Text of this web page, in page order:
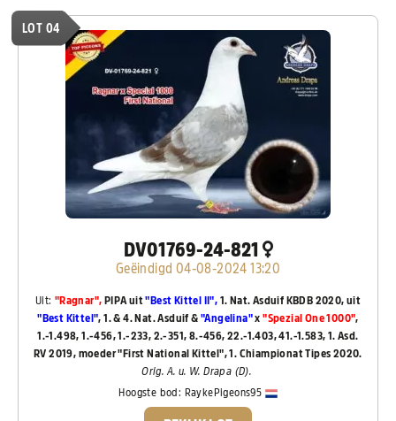
LOT 04
DV01769-24-821
Geëindigd 04-08-2024 13:20
Uit: "Ragnar", PIPA uit"Best Kittel II", 1. Nat. Asduif KBDB 2020, uit
"Best Kittel", 1. & 4. Nat. Asduif & "Angelina"x"Spezial One 1000",
1.-1.498, 1.-456, 1.-233, 2.-351, 8.-456, 22.-1.403, 41.-1.583, 1. Asd.
RV 2019, moeder "First National Kittel", 1. Chiampionat Tipes 2020.
Orig. A. u. W. Drapa (D).
Hoogste bod: RaykePigeons95